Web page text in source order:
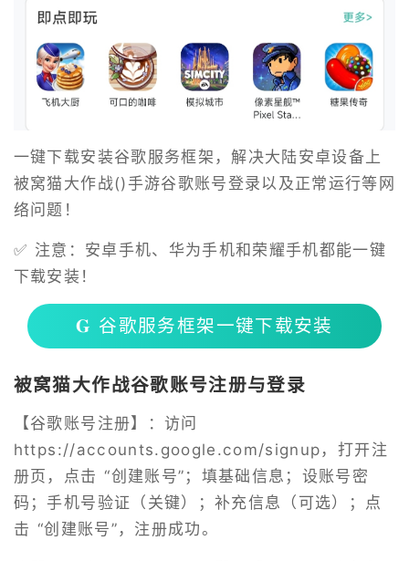
一键下载安装谷歌服务框架，解决大陆安卓设备上
被窝猫大作战()手游谷歌账号登录以及正常运行等网
络问题！
✅ 注意：安卓手机、华为手机和荣耀手机都能一键
下载安装！
𝐆 谷歌服务框架一键下载安装
被窝猫大作战谷歌账号注册与登录
【谷歌账号注册】：访问
https://accounts.google.com/signup ，打开注
册页，点击 “创建账号”；填基础信息；设账号密
码；手机号验证（关键）；补充信息（可选）；点
击 “创建账号”，注册成功。